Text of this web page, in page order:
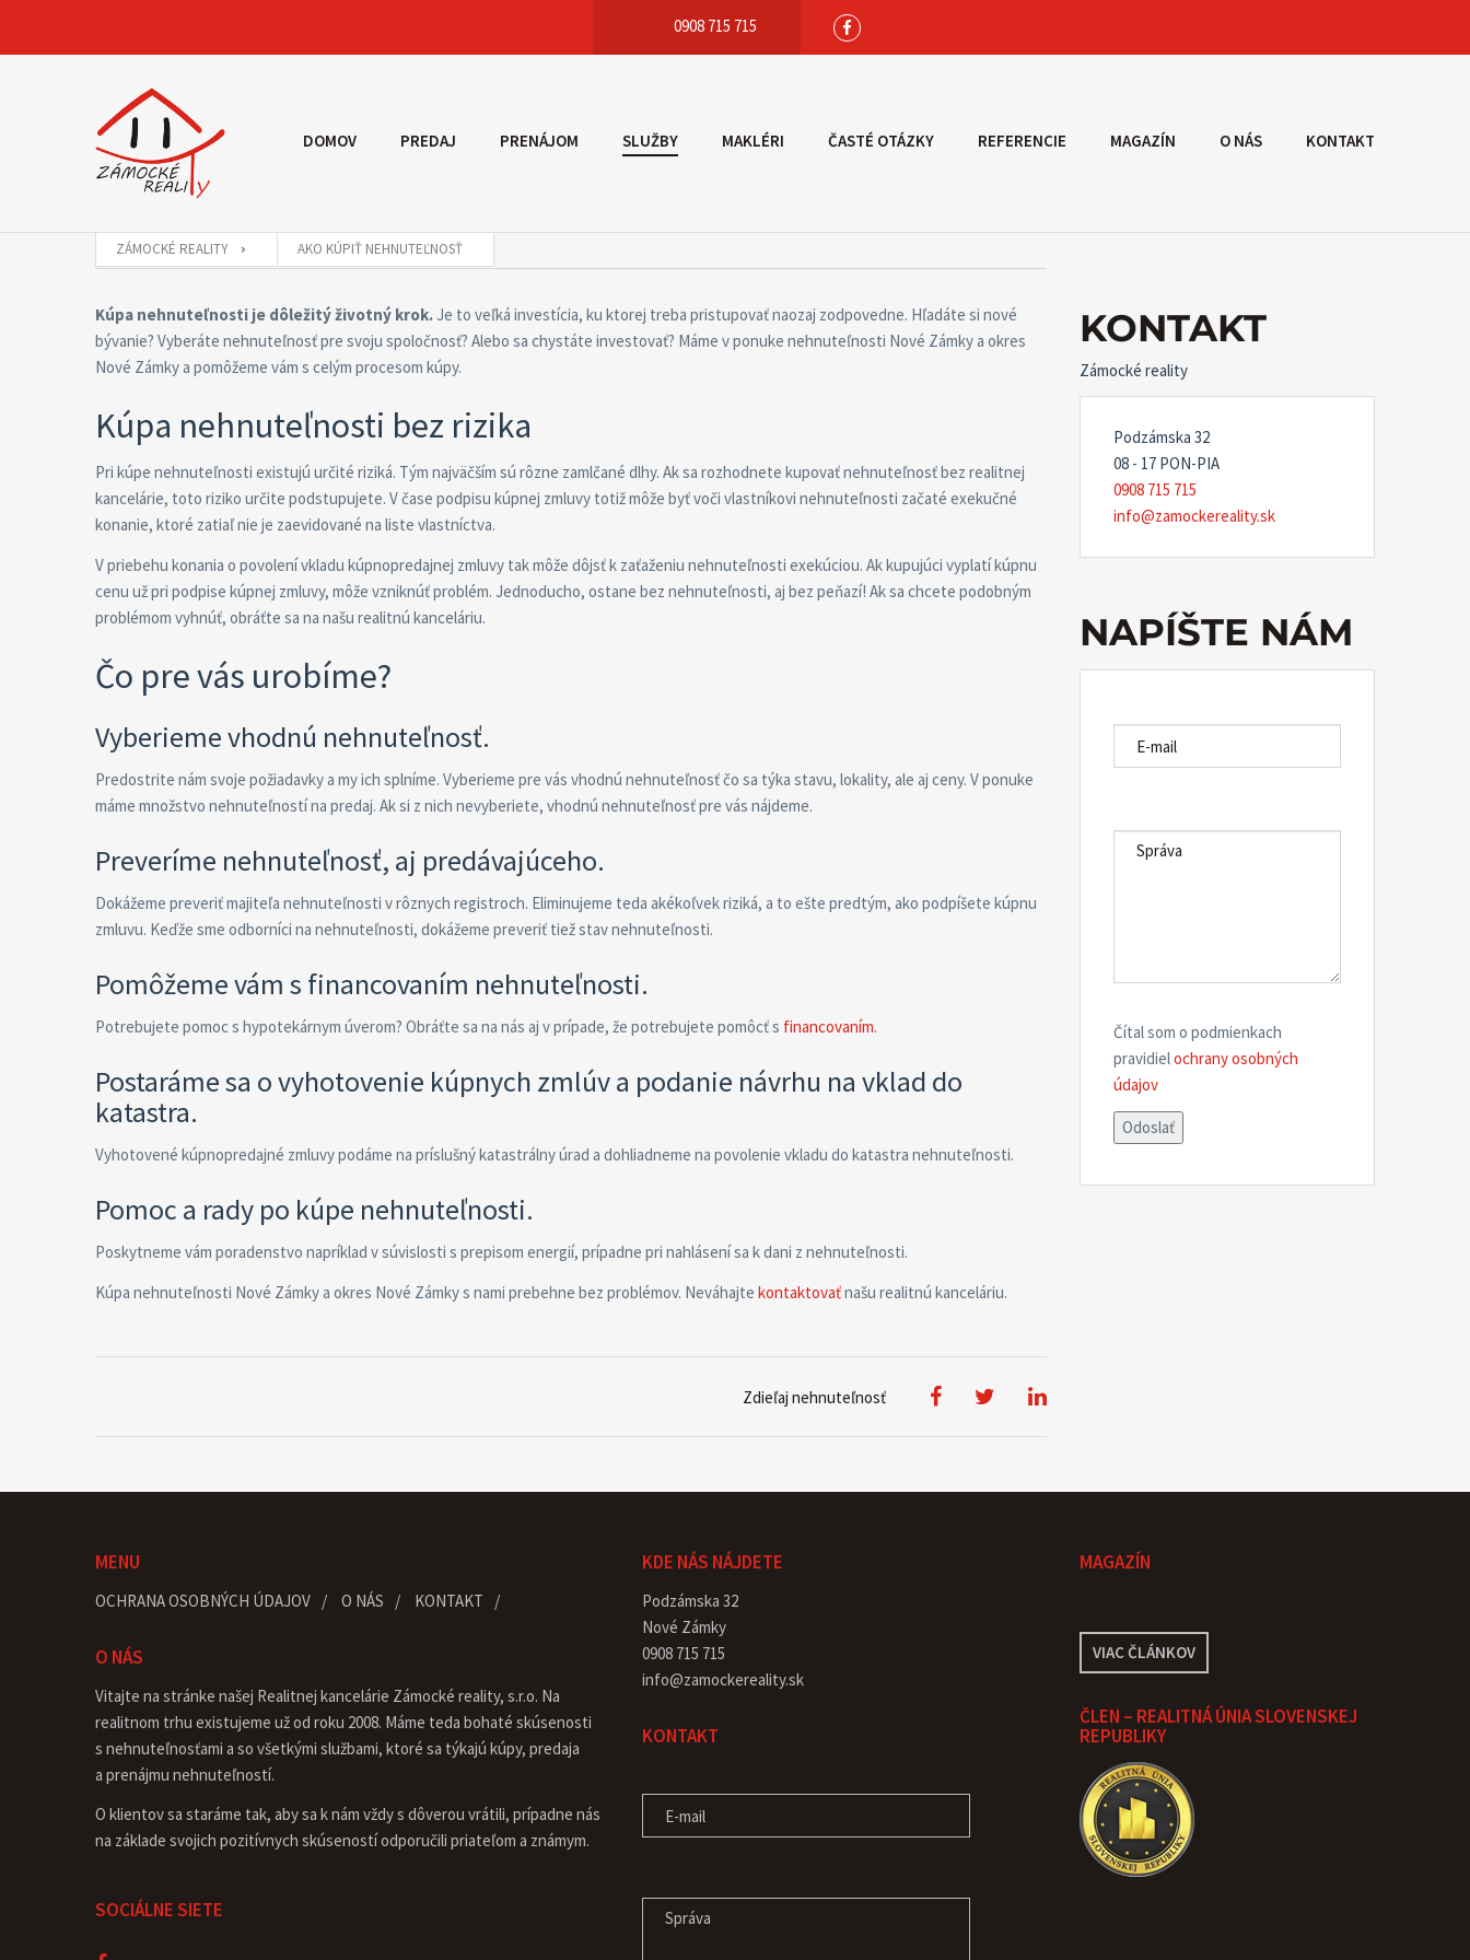
0908 715 715
DOMOV PREDAJ PRENÁJOM SLUŽBY MAKLÉRI ČASTÉ OTÁZKY REFERENCIE MAGAZÍN O NÁS KONTAKT
ZÁMOCKÉ REALITY AKO KÚPIŤ NEHNUTEĽNOSŤ
Kúpa nehnuteľnosti je dôležitý životný krok.Je to veľká investícia, ku ktorej treba pristupovať naozaj zodpovedne. Hľadáte si nové
bývanie? Vyberáte nehnuteľnosť pre svoju spoločnosť? Alebo sa chystáte investovať? Máme v ponuke nehnuteľnosti Nové Zámky a okres
Nové Zámky a pomôžeme vám s celým procesom kúpy.
Kúpa nehnuteľnosti bez rizika
Pri kúpe nehnuteľnosti existujú určité riziká. Tým najväčším sú rôzne zamlčané dlhy. Ak sa rozhodnete kupovať nehnuteľnosť bez realitnej
kancelárie, toto riziko určite podstupujete. V čase podpisu kúpnej zmluvy totiž môže byť voči vlastníkovi nehnuteľnosti začaté exekučné
konanie, ktoré zatiaľ nie je zaevidované na liste vlastníctva.
V priebehu konania o povolení vkladu kúpnopredajnej zmluvy tak môže dôjsť k zaťaženiu nehnuteľnosti exekúciou. Ak kupujúci vyplatí kúpnu
cenu už pri podpise kúpnej zmluvy, môže vzniknúť problém. Jednoducho, ostane bez nehnuteľnosti, aj bez peňazí! Ak sa chcete podobným
problémom vyhnúť, obráťte sa na našu realitnú kanceláriu.
Čo pre vás urobíme?
Vyberieme vhodnú nehnuteľnosť.
Predostrite nám svoje požiadavky a my ich splníme. Vyberieme pre vás vhodnú nehnuteľnosť čo sa týka stavu, lokality, ale aj ceny. V ponuke
máme množstvo nehnuteľností na predaj. Ak si z nich nevyberiete, vhodnú nehnuteľnosť pre vás nájdeme.
Preveríme nehnuteľnosť, aj predávajúceho.
Dokážeme preveriť majiteľa nehnuteľnosti v rôznych registroch. Eliminujeme teda akékoľvek riziká, a to ešte predtým, ako podpíšete kúpnu
zmluvu. Keďže sme odborníci na nehnuteľnosti, dokážeme preveriť tiež stav nehnuteľnosti.
Pomôžeme vám s financovaním nehnuteľnosti.
Potrebujete pomoc s hypotekárnym úverom? Obráťte sa na nás aj v prípade, že potrebujete pomôcť s financovaním.
Postaráme sa o vyhotovenie kúpnych zmlúv a podanie návrhu na vklad do
katastra.
Vyhotovené kúpnopredajné zmluvy podáme na príslušný katastrálny úrad a dohliadneme na povolenie vkladu do katastra nehnuteľnosti.
Pomoc a rady po kúpe nehnuteľnosti.
Poskytneme vám poradenstvo napríklad v súvislosti s prepisom energií, prípadne pri nahlásení sa k dani z nehnuteľnosti.
Kúpa nehnuteľnosti Nové Zámky a okres Nové Zámky s nami prebehne bez problémov. Neváhajte kontaktovaťnašu realitnú kanceláriu.
Zdieľaj nehnuteľnosť
KONTAKT
Zámocké reality
Podzámska 32
08 - 17 PON-PIA
0908 715 715
info@zamockereality.sk
NAPÍŠTE NÁM
Čítal som o podmienkach
pravidielochrany osobných
údajov
MENU
OCHRANA OSOBNÝCH ÚDAJOV O NÁS KONTAKT
O NÁS
Vitajte na stránke našej Realitnej kancelárie Zámocké reality, s.r.o. Na
realitnom trhu existujeme už od roku 2008. Máme teda bohaté skúsenosti
s nehnuteľnosťami a so všetkými službami, ktoré sa týkajú kúpy, predaja
a prenájmu nehnuteľností.
O klientov sa staráme tak, aby sa k nám vždy s dôverou vrátili, prípadne nás
na základe svojich pozitívnych skúseností odporučili priateľom a známym.
SOCIÁLNE SIETE
KDE NÁS NÁJDETE
Podzámska 32
Nové Zámky
0908 715 715
info@zamockereality.sk
KONTAKT
MAGAZÍN
VIAC ČLÁNKOV
ČLEN – REALITNÁ ÚNIA SLOVENSKEJ
REPUBLIKY